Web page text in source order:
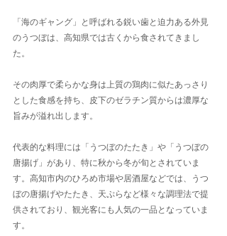
「海のギャング」と呼ばれる鋭い歯と迫力ある外見
のうつぼは、高知県では古くから食されてきまし
た。
その肉厚で柔らかな身は上質の鶏肉に似たあっさり
とした食感を持ち、皮下のゼラチン質からは濃厚な
旨みが溢れ出します。
代表的な料理には「うつぼのたたき」や「うつぼの
唐揚げ」があり、特に秋から冬が旬とされていま
す。高知市内のひろめ市場や居酒屋などでは、うつ
ぼの唐揚げやたたき、天ぷらなど様々な調理法で提
供されており、観光客にも人気の一品となっていま
す。